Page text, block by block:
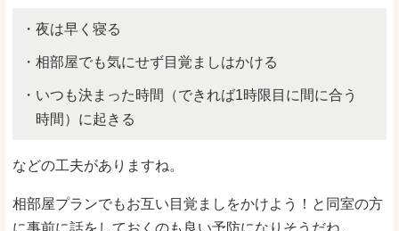
夜は早く寝る
相部屋でも気にせず目覚ましはかける
いつも決まった時間（できれば1時限目に間に合う
時間）に起きる
などの工夫がありますね。
相部屋プランでもお互い目覚ましをかけよう！と同室の方
に事前に話をしておくのも良い予防になりそうだね。